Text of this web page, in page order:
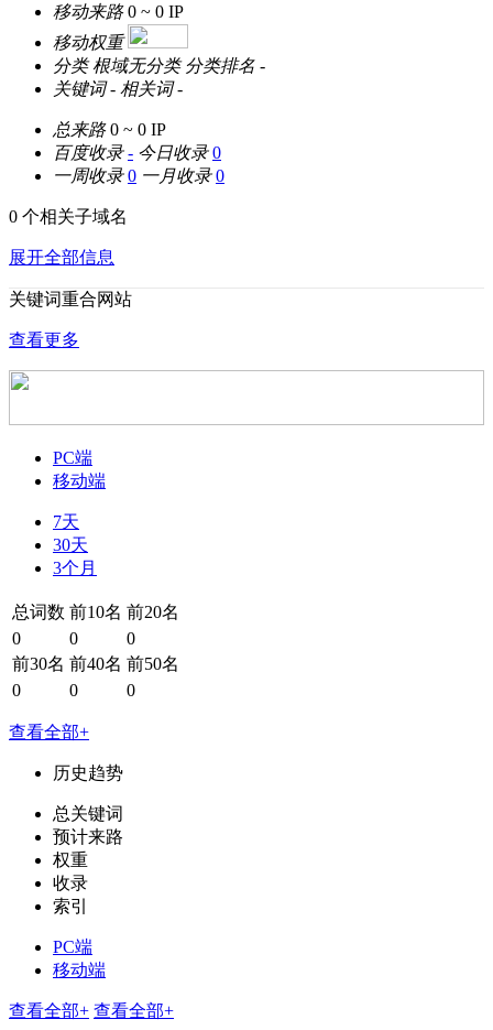
移动来路 0 ~ 0 IP
移动权重
分类 根域无分类 分类排名 -
关键词 - 相关词 -
总来路 0 ~ 0 IP
百度收录 - 今日收录 0
一周收录 0 一月收录 0
0 个相关子域名
展开全部信息
关键词重合网站
查看更多
PC端
移动端
7天
30天
3个月
总词数 前10名 前20名
0
0
0
前30名 前40名 前50名
0
0 0
查看全部+
历史趋势
总关键词
预计来路
权重
收录
索引
PC端
移动端
查看全部+ 查看全部+